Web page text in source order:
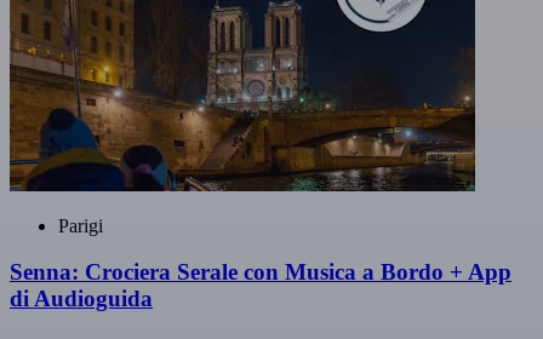
Parigi
Senna: Crociera Serale con Musica a Bordo + App
di Audioguida